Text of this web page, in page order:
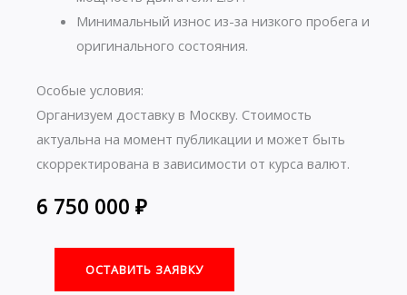
Минимальный износ из-за низкого пробега и
оригинального состояния.
Особые условия:
Организуем доставку в Москву. Стоимость
актуальна на момент публикации и может быть
скорректирована в зависимости от курса валют.
6 750 000 ₽
ОСТАВИТЬ ЗАЯВКУ